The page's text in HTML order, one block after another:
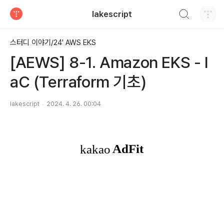
lakescript
스터디 이야기/24' AWS EKS
[AEWS] 8-1. Amazon EKS - I
aC (Terraform 기초)
lakescript 2024. 4. 26. 00:04